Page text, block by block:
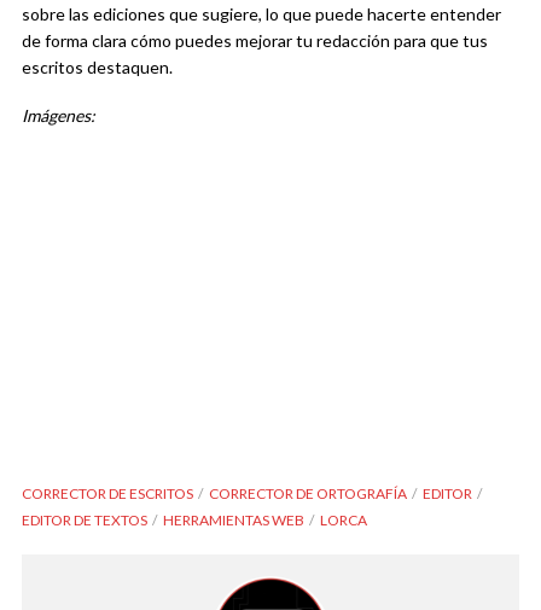
sobre las ediciones que sugiere, lo que puede hacerte entender
de forma clara cómo puedes mejorar tu redacción para que tus
escritos destaquen.
Imágenes:
CORRECTOR DE ESCRITOS CORRECTOR DE ORTOGRAFÍA
EDITOR
EDITOR DE TEXTOS
HERRAMIENTAS WEB LORCA